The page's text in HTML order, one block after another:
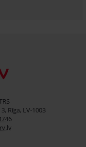
Rīga, LV-1003